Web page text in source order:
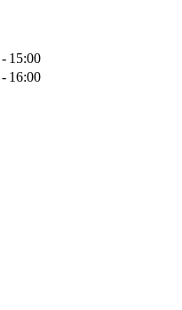
- 15:00
- 16:00